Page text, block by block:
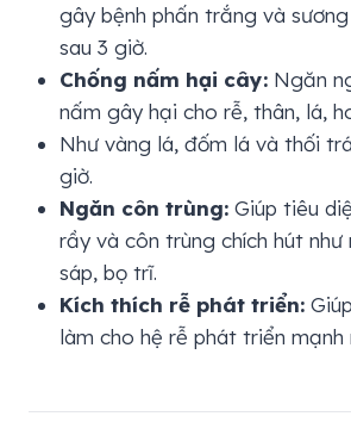
gây bệnh phấn trắng và
sau 3 giờ.
Chống nấm hại cây: Ngăn
nấm gây hại cho rễ, thân, lá,
Như vàng lá, đốm lá và thối
giờ.
Ngăn côn trùng: Giúp tiêu
rầy và côn trùng chích hút như
sáp, bọ trĩ.
Kích thích rễ phát triển:
làm cho hệ rễ phát triển mạnh